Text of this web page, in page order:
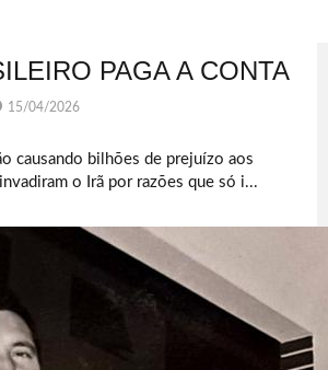
PAGA A CONTA
15/04/2026
causando bilhões de prejuízo aos
o Irã por razões que só i...